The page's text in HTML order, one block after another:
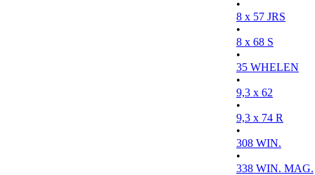
•
8 x 57 JRS
•
8 x 68 S
•
35 WHELEN
•
9,3 x 62
•
9,3 x 74 R
•
308 WIN.
•
338 WIN. MAG.